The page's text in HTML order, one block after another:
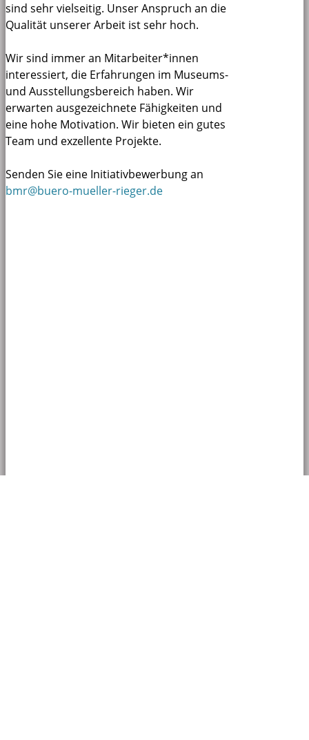
sind sehr vielseitig. Unser Anspruch an die
Qualität unserer Arbeit ist sehr hoch.
Wir sind immer an Mitarbeiter*innen
interessiert, die Erfahrungen im Museums-
und Ausstellungsbereich haben. Wir
erwarten ausgezeichnete Fähigkeiten und
eine hohe Motivation. Wir bieten ein gutes
Team und exzellente Projekte.
Senden Sie eine Initiativbewerbung an
bmr@buero-mueller-rieger.de